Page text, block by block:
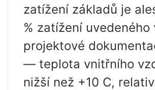
zatížení základů je
% zatížení uvedeného
projektové
— teplota vnitřního
nižší než +10 C,